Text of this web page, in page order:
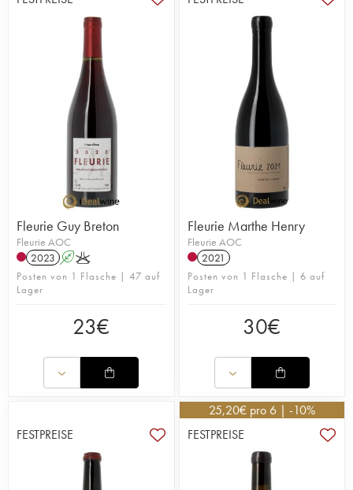
Fleurie Guy Breton
Fleurie AOC
2023 AK
Posten von 1 Flasche | 47 auf
Lager
23€
Fleurie Marthe Henry
Fleurie AOC
2021
Posten von 1 Flasche | 6 auf
Lager
30€
FESTPREISE
25,20€ pro 6 | -10%
FESTPREISE